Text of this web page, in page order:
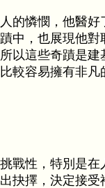
的憐憫，他醫
中，也展現他
以這些奇蹟是
較容易擁有非
戰性，特別是在
抉擇，決定接